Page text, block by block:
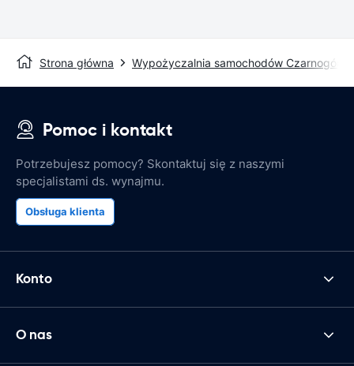
Strona główna Wypożyczalnia samochodów Czarnogóra
Pomoc i kontakt
Potrzebujesz pomocy? Skontaktuj się z naszymi
specjalistami ds. wynajmu.
Obsługa klienta
Konto
O nas